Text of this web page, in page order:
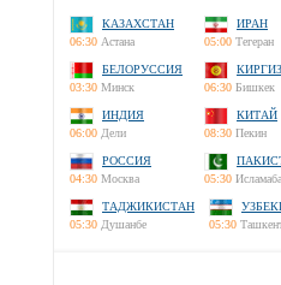
КАЗАХСТАН
06:30 Астана
ИРАН
05:00 Тегеран
БЕЛОРУССИЯ
03:30 Минск
06:30 Бишкек
ИНДИЯ
06:00 Дели
КИТАЙ
08:30 Пекин
РОССИЯ
04:30 Москва
05:30
ТАДЖИКИСТАН
05:30 Душанбе
05:30